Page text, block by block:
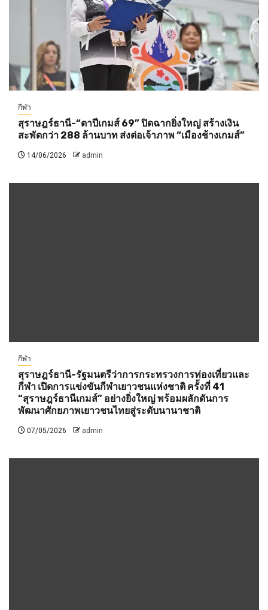
กีฬา
สุราษฎร์ธานี-“ตาปีเกมส์ 69” ปิดฉากยิ่งใหญ่ สร้างเงิน
สะพัดกว่า 288 ล้านบาท ส่งต่อเจ้าภาพ “เมืองช้างเกมส์”
14/06/2026 admin
กีฬา
สุราษฎร์ธานี-รัฐมนตรีว่าการกระทรวงการท่องเที่ยวและ
กีฬา เปิดการแข่งขันกีฬาเยาวชนแห่งชาติ ครั้งที่ 41
“สุราษฎร์ธานีเกมส์” อย่างยิ่งใหญ่ พร้อมผลักดันการ
พัฒนาศักยภาพเยาวชนไทยสู่ระดับนานาชาติ
07/05/2026 admin